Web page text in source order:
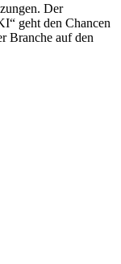
Der
geht den Chancen
Branche auf den